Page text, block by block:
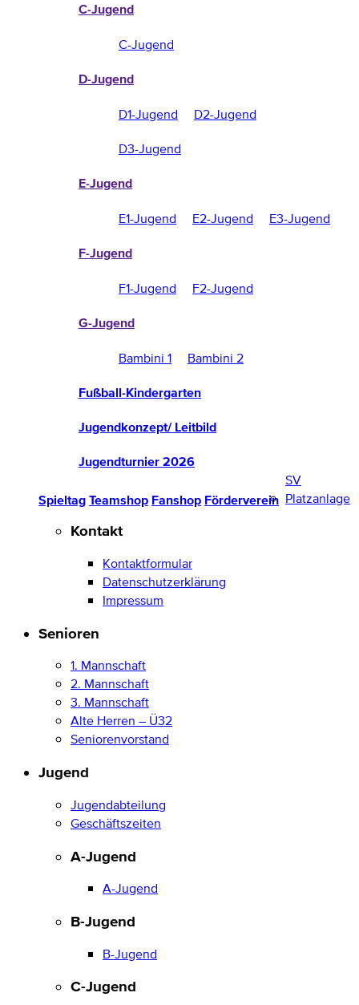
C-Jugend
C-Jugend
D-Jugend
D1-Jugend
D2-Jugend
D3-Jugend
E-Jugend
E1-Jugend E2-Jugend E3-Jugend
F-Jugend
F1-Jugend F2-Jugend
G-Jugend
Bambini 1 Bambini 2
Fußball-Kindergarten
Jugendkonzept/ Leitbild
Jugendturnier 2026
Spieltag Teamshop Fanshop Förderverein
SV
Platzanlage
Kontakt
Kontaktformular
Datenschutzerklärung
Impressum
Senioren
1. Mannschaft
2. Mannschaft
3. Mannschaft
Alte Herren – Ü32
Seniorenvorstand
Jugend
Jugendabteilung
Geschäftszeiten
A-Jugend
A-Jugend
B-Jugend
B-Jugend
C-Jugend